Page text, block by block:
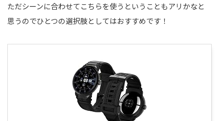
ただシーンに合わせてこちらを使うということもアリかなと
思うのでひとつの選択肢としてはおすすめです！